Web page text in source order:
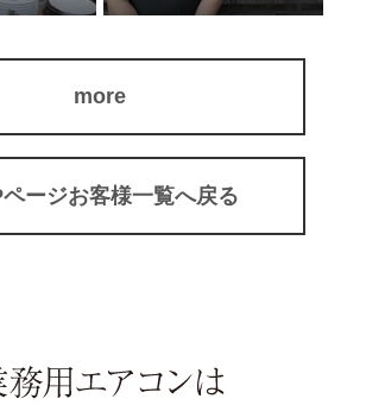
ージお客様一覧へ戻る
more